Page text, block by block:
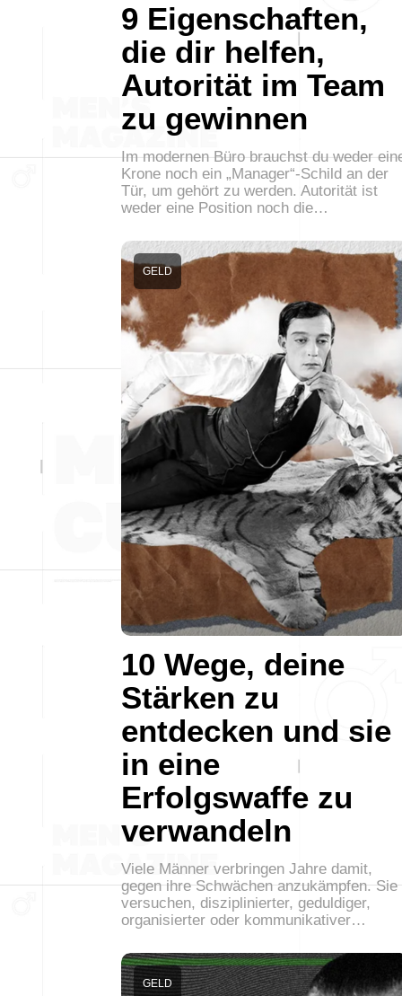
9 Eigenschaften,
die dir helfen,
Autorität im Team
zu gewinnen
Im modernen Büro brauchst du weder
Krone noch ein „Manager“-Schild an der
Tür, um gehört zu werden. Autorität ist
weder eine Position noch die…
10 Wege, deine
Stärken zu
entdecken und sie
in eine
Erfolgswaffe zu
verwandeln
GELD
Viele Männer verbringen Jahre damit,
gegen ihre Schwächen anzukämpfen. Sie
versuchen, disziplinierter, geduldiger,
organisierter oder kommunikativer…
GELD